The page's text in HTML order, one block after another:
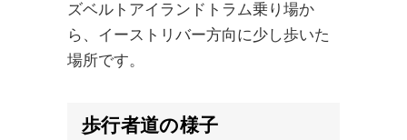
ズベルトアイランドトラム乗り場か
ら、イーストリバー方向に少し歩いた
場所です。
歩行者道の様子